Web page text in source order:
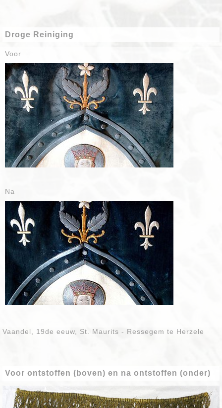
Droge Reiniging
Voor
Na
Vaandel, 19de eeuw, St. Maurits - Ressegem te Herzele
Voor ontstoffen (boven) en na ontstoffen (onder)